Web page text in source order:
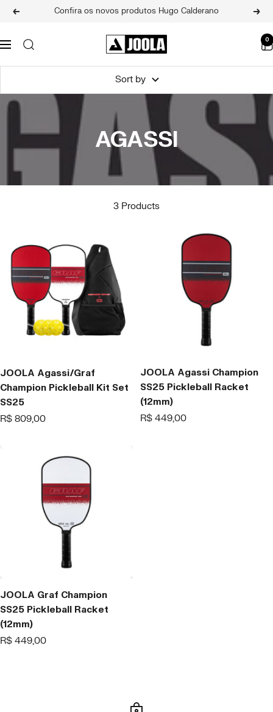
Skip
Previous Confira os novos produtos Hugo Calderano Next
Navigation
JOOLA
BRASIL
0
Sort by
AGASSI
3 Products
JOOLA Agassi/Graf
Champion Pickleball Kit Set
SS25
Offer
R$ 809,00
JOOLA Agassi Champion
SS25 Pickleball Racket
(12mm)
Offer
R$ 449,00
JOOLA Graf Champion
SS25 Pickleball Racket
(12mm)
Offer
R$ 449,00